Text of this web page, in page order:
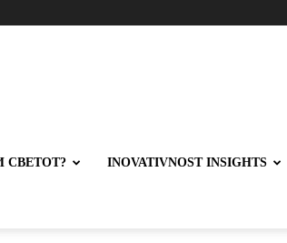
СВЕТОТ? INOVATIVNOST INSIGHTS